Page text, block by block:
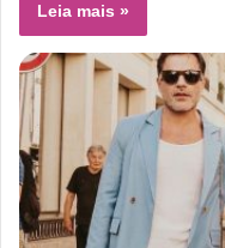
Leia mais »